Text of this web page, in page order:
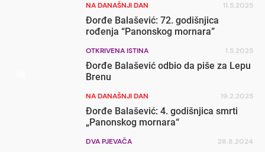
NA DANAŠNJI DAN 11.5.2025
Đorđe Balašević: 72. godišnjica
rođenja “Panonskog mornara”
OTKRIVENA ISTINA 1.5.2025
Đorđe Balašević odbio da piše za Lepu
Brenu
NA DANAŠNJI DAN 19.2.2025
Đorđe Balašević: 4. godišnjica smrti
„Panonskog mornara“
DVA PJEVAČA 28.8.2024